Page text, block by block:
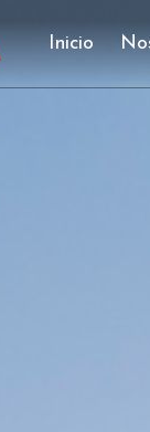
Inicio